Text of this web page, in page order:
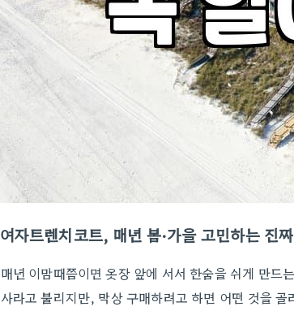
여자트렌치코트, 매년 봄·가을 고민하는 진
매년 이맘때쯤이면 옷장 앞에 서서 한숨을 쉬게 만
사라고 불리지만, 막상 구매하려고 하면 어떤 것을